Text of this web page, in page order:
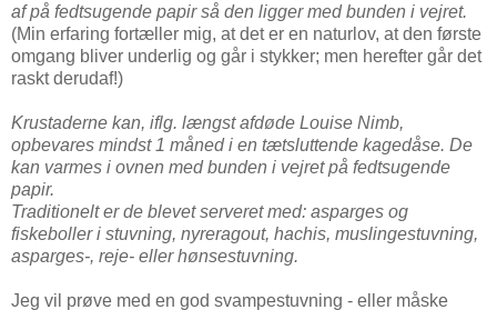
af på fedtsugende papir så den ligger med bunden i vejret.
(Min erfaring fortæller mig, at det er en naturlov, at den første
omgang bliver underlig og går i stykker; men herefter går det
raskt derudaf!)
Krustaderne kan, iflg. længst afdøde Louise Nimb,
opbevares mindst 1 måned i en tætsluttende kagedåse. De
kan varmes i ovnen med bunden i vejret på fedtsugende
papir.
Traditionelt er de blevet serveret med: asparges og
fiskeboller i stuvning, nyreragout, hachis, muslingestuvning,
asparges-, reje- eller hønsestuvning.
Jeg vil prøve med en god svampestuvning - eller måske